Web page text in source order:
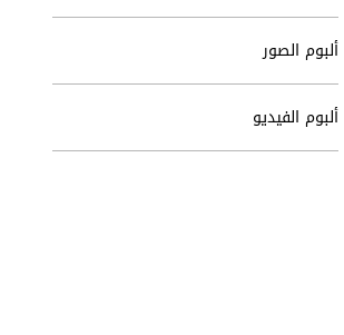
ألبوم الصور
ألبوم الفيديو